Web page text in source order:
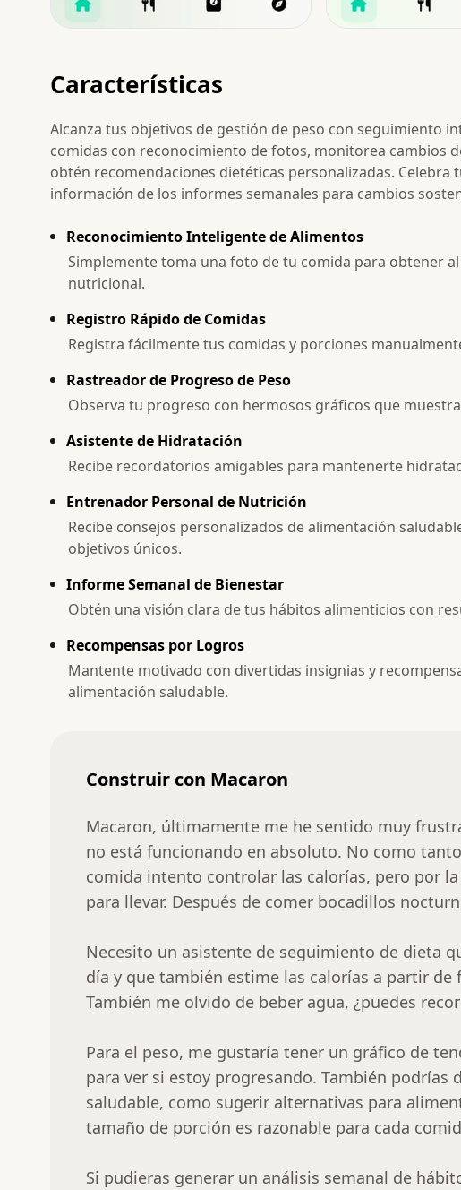
Características
Alcanza tus objetivos de gestión de peso con seguimiento
comidas con reconocimiento de fotos, monitorea cambios
obtén recomendaciones dietéticas personalizadas.
información de los informes semanales para cambios
Reconocimiento Inteligente de Alimentos
Simplemente toma una foto de tu comida para obtener
nutricional.
Registro Rápido de Comidas
Registra fácilmente tus comidas y porciones
Rastreador de Progreso de Peso
Observa tu progreso con hermosos gráficos que
Asistente de Hidratación
Recibe recordatorios amigables para mantenerte
Entrenador Personal de Nutrición
Recibe consejos personalizados de alimentación
objetivos únicos.
Informe Semanal de Bienestar
Obtén una visión clara de tus hábitos alimenticios con
Recompensas por Logros
Mantente motivado con divertidas insignias y
alimentación saludable.
Construir con Macaron
Macaron, últimamente me he sentido muy
no está funcionando en absoluto. No como
comida intento controlar las calorías, pero por
para llevar. Después de comer bocadillos
Necesito un asistente de seguimiento de dieta
día y que también estime las calorías a partir
También me olvido de beber agua, ¿puedes
Para el peso, me gustaría tener un gráfico de
para ver si estoy progresando. También podrías
saludable, como sugerir alternativas para
tamaño de porción es razonable para cada
Si pudieras generar un análisis semanal de